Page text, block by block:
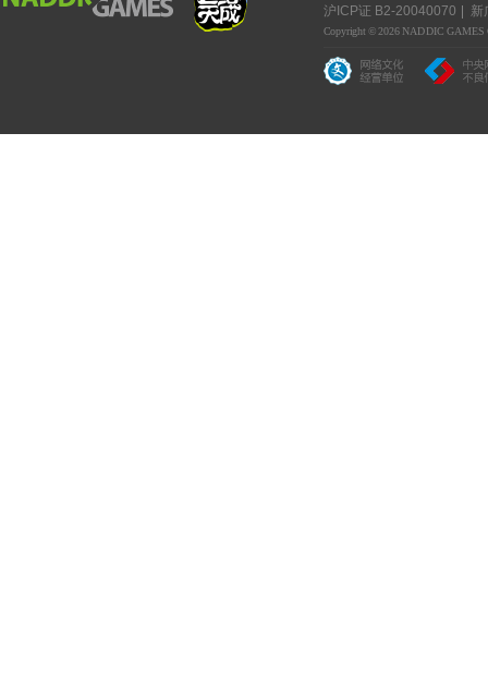
沪ICP证 B2-20040070
新
Copyright © 2026 NADDIC GAMES